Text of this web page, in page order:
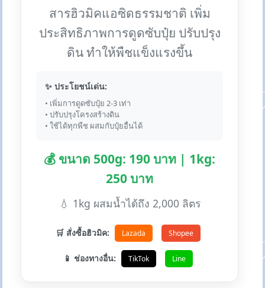
สารฮิวมิคแอซิดธรรมชาติ เพิ่ม
ประสิทธิภาพการดูดซับปุ๋ย ปรับปรุง
ดิน ทำให้พืชแข็งแรงขึ้น
✨ ประโยชน์เด่น:
• เพิ่มการดูดซับปุ๋ย 2-3 เท่า
• ปรับปรุงโครงสร้างดิน
• ใช้ได้ทุกพืช ผสมกับปุ๋ยอื่นได้
💰 ขนาด 500g: 190 บาท | 1kg:
250 บาท
💧 1kg ผสมน้ำได้ถึง 2,000 ลิตร
🛒 สั่งซื้อฮิวมิค: Lazada Shopee
📱 ช่องทางอื่น: TikTok Line